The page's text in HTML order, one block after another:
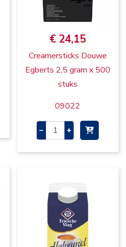
€ 24,15
Creamersticks Douwe
Egberts 2,5 gram x 500
stuks
09022
– +